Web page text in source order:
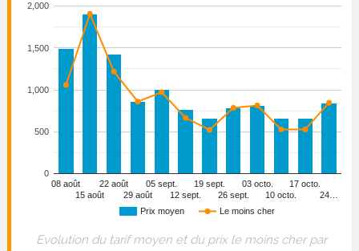
Prix moyen Le moins cher
08 août
15 août
22 août
29 août
05 sept.
12 sept.
19 sept.
26 sept.
03 octo.
10 octo.
17 octo.
24…
0
500
1,000
1,500
2,000
Evolution du tarif moyen et du prix le moins cher par